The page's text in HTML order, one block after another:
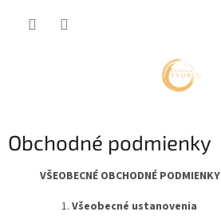
Obchodné podmienky
VŠEOBECNÉ OBCHODNÉ PODMIENKY
Všeobecné ustanovenia